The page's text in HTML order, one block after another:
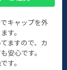
キャップを外
す。
ますので、カ
安心です。
す。